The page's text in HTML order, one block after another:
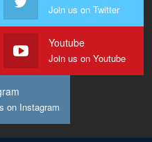
Join us on Twitter
Youtube
Join us on Youtube
on Instagram